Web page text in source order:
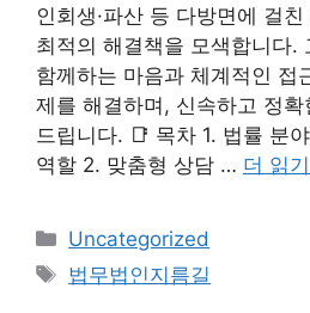
인회생·파산 등 다방면에 걸
최적의 해결책을 모색합니다.
함께하는 마음과 체계적인 접
제를 해결하며, 신속하고 정
드립니다. 📑 목차 1. 법률 분
역할 2. 맞춤형 상담 … 더 읽기
카
테
고
Uncategorized
태
법무법인지름길